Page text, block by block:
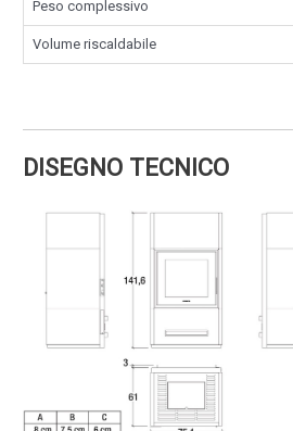
Peso complessivo
Volume riscaldabile
DISEGNO TECNICO